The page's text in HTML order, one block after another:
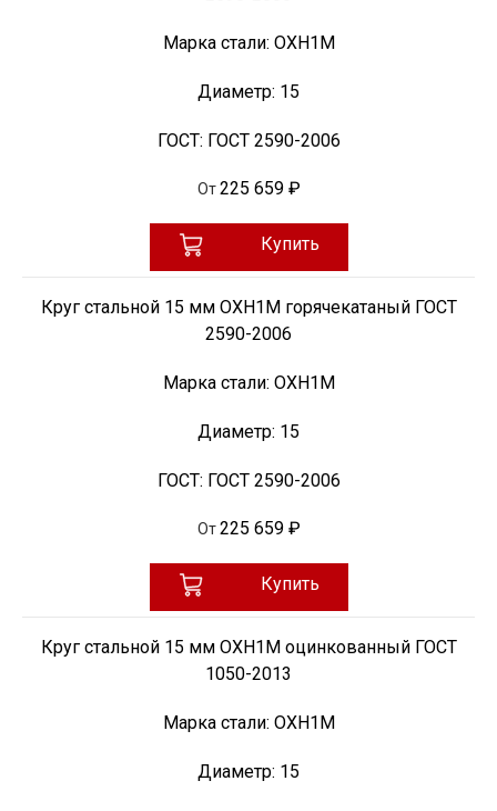
Марка стали: ОХН1М
Диаметр: 15
ГОСТ: ГОСТ 2590-2006
От 225 659 ₽
Купить
Круг стальной 15 мм ОХН1М горячекатаный ГОСТ
2590-2006
Марка стали: ОХН1М
Диаметр: 15
ГОСТ: ГОСТ 2590-2006
От 225 659 ₽
Купить
Круг стальной 15 мм ОХН1М оцинкованный ГОСТ
1050-2013
Марка стали: ОХН1М
Диаметр: 15